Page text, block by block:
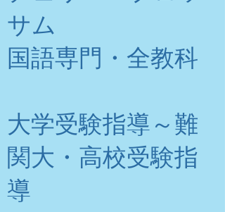
サム
​国語専門・全教科
大学受験指導～難
関大・高校受験指
導